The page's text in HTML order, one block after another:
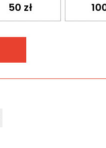
50 zł